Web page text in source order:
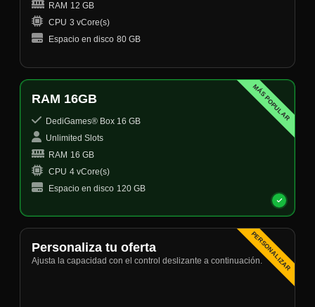
RAM 12 GB
CPU 3 vCore(s)
Espacio en disco 80 GB
MÁS POPULAR
RAM 16GB
DediGames® Box 16 GB
Unlimited Slots
RAM 16 GB
CPU 4 vCore(s)
Espacio en disco 120 GB
PERSONALIZAR
Personaliza tu oferta
Ajusta la capacidad con el control deslizante a continuación.